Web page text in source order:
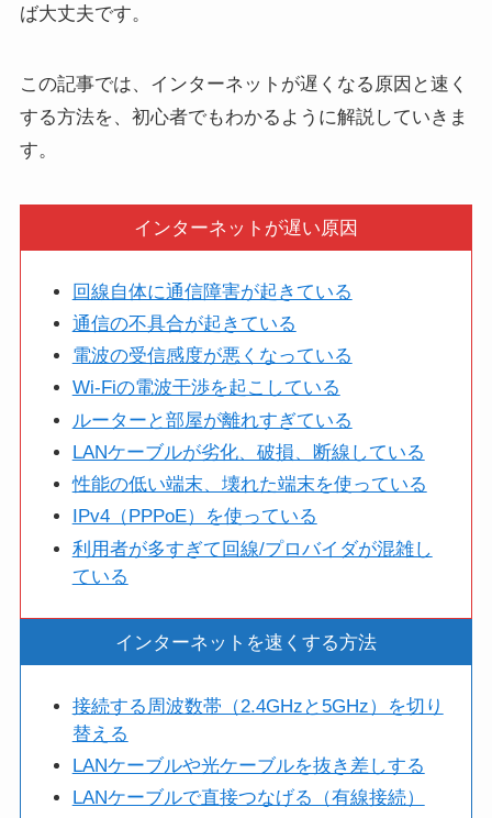
ば大丈夫です。
この記事では、インターネットが遅くなる原因と速く
する方法を、初心者でもわかるように解説していきま
す。
インターネットが遅い原因
回線自体に通信障害が起きている
通信の不具合が起きている
電波の受信感度が悪くなっている
Wi-Fiの電波干渉を起こしている
ルーターと部屋が離れすぎている
LANケーブルが劣化、破損、断線している
性能の低い端末、壊れた端末を使っている
IPv4（PPPoE）を使っている
利用者が多すぎて回線/プロバイダが混雑し
ている
インターネットを速くする方法
接続する周波数帯（2.4GHzと5GHz）を切り
替える
LANケーブルや光ケーブルを抜き差しする
LANケーブルで直接つなげる（有線接続）